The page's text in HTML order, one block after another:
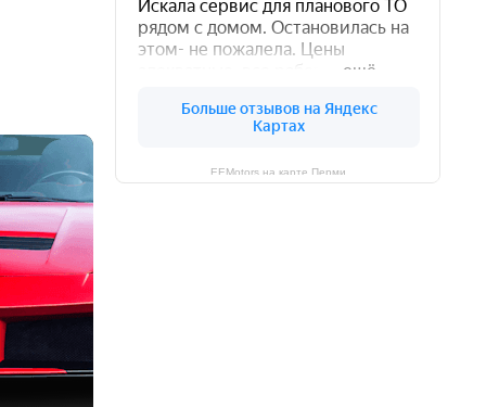
EEMotors на карте Перми